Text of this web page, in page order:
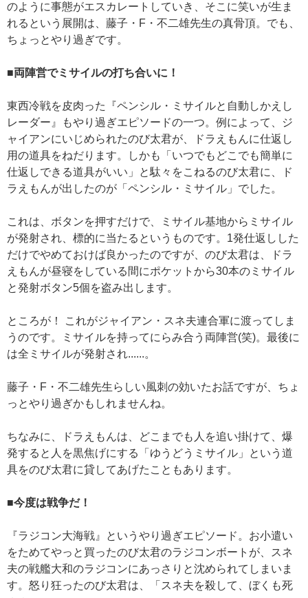
のように事態がエスカレートしていき、そこに笑いが生ま
れるという展開は、藤子・F・不二雄先生の真骨頂。でも、
ちょっとやり過ぎです。
■両陣営でミサイルの打ち合いに！
東西冷戦を皮肉った『ペンシル・ミサイルと自動しかえし
レーダー』もやり過ぎエピソードの一つ。例によって、ジ
ャイアンにいじめられたのび太君が、ドラえもんに仕返し
用の道具をねだります。しかも「いつでもどこでも簡単に
仕返しできる道具がいい」と駄々をこねるのび太君に、ド
ラえもんが出したのが「ペンシル・ミサイル」でした。
これは、ボタンを押すだけで、ミサイル基地からミサイル
が発射され、標的に当たるというものです。1発仕返しした
だけでやめておけば良かったのですが、のび太君は、ドラ
えもんが昼寝をしている間にポケットから30本のミサイル
と発射ボタン5個を盗み出します。
ところが！ これがジャイアン・スネ夫連合軍に渡ってしま
うのです。ミサイルを持ってにらみ合う両陣営(笑)。最後に
は全ミサイルが発射され......。
藤子・F・不二雄先生らしい風刺の効いたお話ですが、ちょ
っとやり過ぎかもしれませんね。
ちなみに、ドラえもんは、どこまでも人を追い掛けて、爆
発すると人を黒焦げにする「ゆうどうミサイル」という道
具をのび太君に貸してあげたこともあります。
■今度は戦争だ！
『ラジコン大海戦』というやり過ぎエピソード。お小遣い
をためてやっと買ったのび太君のラジコンボートが、スネ
夫の戦艦大和のラジコンにあっさりと沈められてしまいま
す。怒り狂ったのび太君は、「スネ夫を殺して、ぼくも死